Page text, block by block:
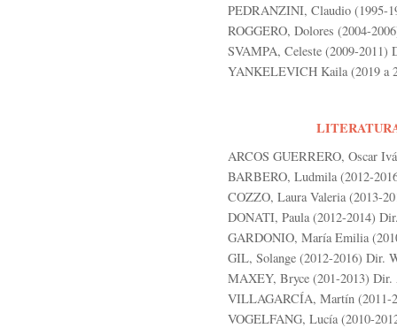
PEDRANZINI, Claudio (1995-
ROGGERO, Dolores (2004-
SVAMPA, Celeste (2009-2011)
YANKELEVICH Kaila (2019 a
ARCOS GUERRERO, Oscar
BARBERO, Ludmila (2012-
COZZO, Laura Valeria (2013-
DONATI, Paula (2012-2014)
GARDONIO, María Emilia
GIL, Solange (2012-2016) Dir.
MAXEY, Bryce (201-2013) Dir.
VILLAGARCÍA, Martín (2011-
VOGELFANG, Lucía (2010-